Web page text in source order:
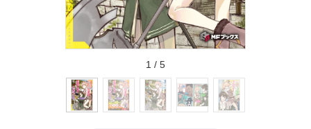
1 / 5